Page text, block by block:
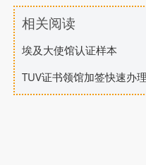
相关阅读
埃及大使馆认证样本
TUV证书领馆加签快速办理